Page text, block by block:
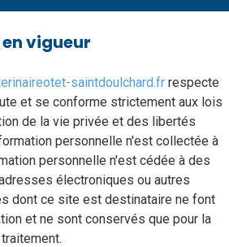
vigueur
saintdoulchard.fr respecte
et se conforme strictement aux lois
de la vie privée et des libertés
personnelle n'est collectée à
personnelle n'est cédée à des
électroniques ou autres
dont ce site est destinataire ne font
et ne sont conservés que pour la